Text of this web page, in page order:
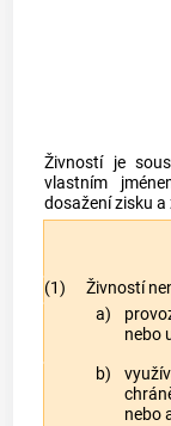
Živnostíje
vlastním
dosažení zisku
(1) Živností
a)
nebo
b)
nebo